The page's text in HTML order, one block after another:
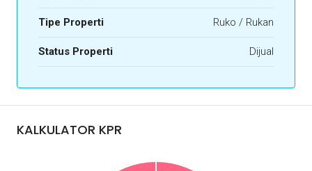
Tipe Properti Ruko / Rukan
Status Properti Dijual
KALKULATOR KPR